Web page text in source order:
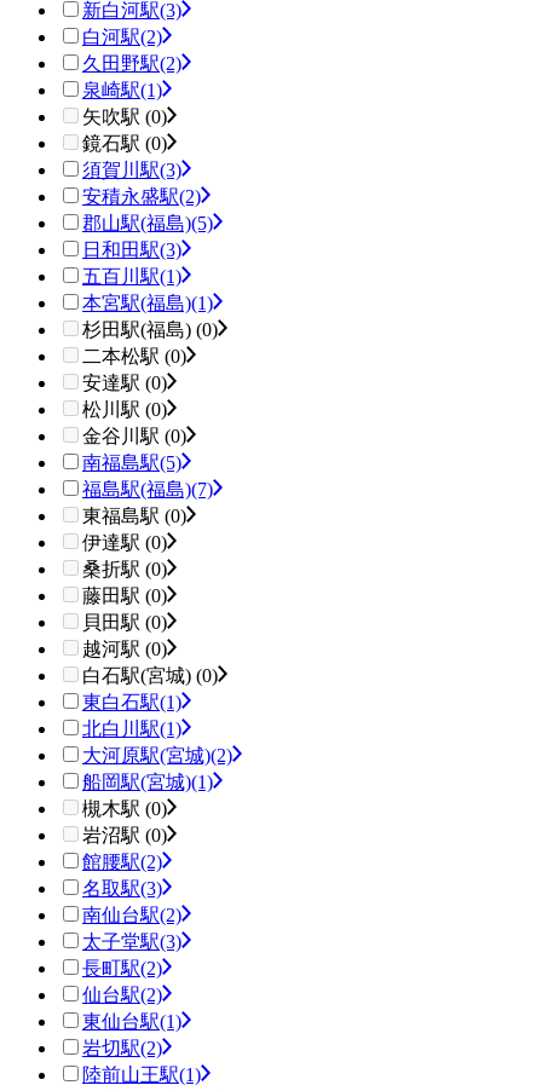
新白河駅(3)
白河駅(2)
久田野駅(2)
泉崎駅(1)
矢吹駅 (0)
鏡石駅 (0)
須賀川駅(3)
安積永盛駅(2)
郡山駅(福島)(5)
日和田駅(3)
五百川駅(1)
本宮駅(福島)(1)
杉田駅(福島) (0)
二本松駅 (0)
安達駅 (0)
松川駅 (0)
金谷川駅 (0)
南福島駅(5)
福島駅(福島)(7)
東福島駅 (0)
伊達駅 (0)
桑折駅 (0)
藤田駅 (0)
貝田駅 (0)
越河駅 (0)
白石駅(宮城) (0)
東白石駅(1)
北白川駅(1)
大河原駅(宮城)(2)
船岡駅(宮城)(1)
槻木駅 (0)
岩沼駅 (0)
館腰駅(2)
名取駅(3)
南仙台駅(2)
太子堂駅(3)
長町駅(2)
仙台駅(2)
東仙台駅(1)
岩切駅(2)
陸前山王駅(1)